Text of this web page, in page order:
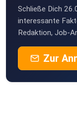
Schließe Dich
interessante
Redaktion, Job-
Zur